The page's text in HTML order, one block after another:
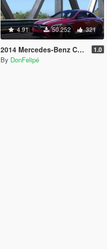
4.91 50.252 321
2014 Mercedes-Benz CLA 45 AMG Coupe [Add-On / Replace | Liveries] 1.0
By DonFelipé